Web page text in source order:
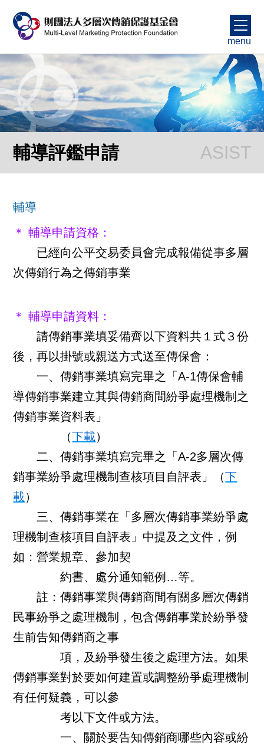
menu
輔導評鑑申請
輔導
＊ 輔導申請資格：
已經向公平交易委員會完成報備從事多層
次傳銷行為之傳銷事業
＊ 輔導申請資料：
請傳銷事業填妥備齊以下資料共１式３份
後，再以掛號或親送方式送至傳保會：
一、傳銷事業填寫完畢之「A-1傳保會輔
導傳銷事業建立其與傳銷商間紛爭處理機制之
傳銷事業資料表」
（下載）
二、傳銷事業填寫完畢之「A-2多層次傳
銷事業紛爭處理機制查核項目自評表」（下
載）
三、傳銷事業在「多層次傳銷事業紛爭處
理機制查核項目自評表」中提及之文件，例
如：營業規章、參加契
約書、處分通知範例…等。
註：傳銷事業與傳銷商間有關多層次傳銷
民事紛爭之處理機制，包含傳銷事業於紛爭發
生前告知傳銷商之事
項，及紛爭發生後之處理方法。如果
傳銷事業對於要如何建置或調整紛爭處理機制
有任何疑義，可以參
考以下文件或方法。
一、關於要告知傳銷商哪些內容或紛